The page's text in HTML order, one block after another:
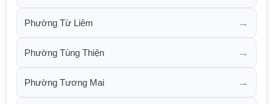
Phường Từ Liêm →
Phường Tùng Thiện →
Phường Tương Mai →